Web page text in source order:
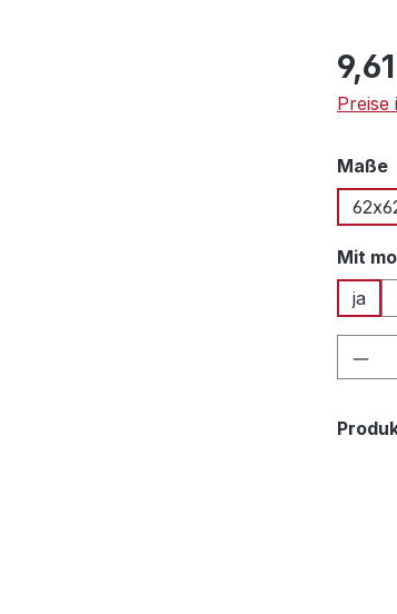
Preise
Maße
Mit
ja